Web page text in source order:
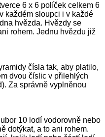
6 x 6 políček celkem 6
každém sloupci i v každé
hvězda. Hvězdy se
rohem. Jednu hvězdu již
čísla tak, aby platilo,
dvou číslic v přilehlých
Za správně vyplněnou
10 lodí vodorovně nebo
dotýkat, a to ani rohem.